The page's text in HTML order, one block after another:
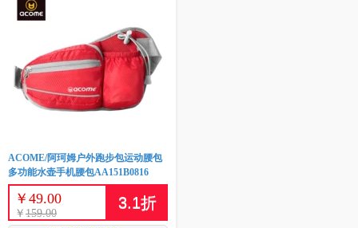
ACOME/阿珂姆户外跑步包运动腰包
多功能水壶手机腰包AA151B0816
￥ 49.00
￥ 159.00
3.1折